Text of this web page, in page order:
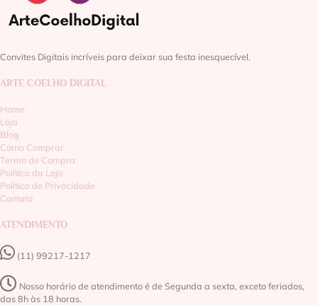
Convites Digitais incríveis para deixar sua festa inesquecível.
ARTE COELHO DIGITAL
Home
Loja
Blog
Como Comprar
Termo de Compra
Política da Loja
Política de Privacidade
Contato
ATENDIMENTO
(11) 99217-1217‬
Nosso horário de atendimento é de Segunda a sexta, exceto feriados,
das 8h às 18 horas.